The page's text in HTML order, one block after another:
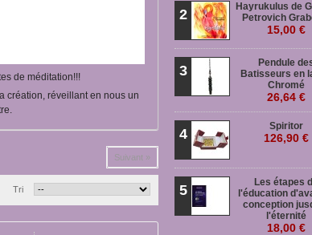
de méditation!!!
création, réveillant en nous un
Suivant »
Tri
2
Hayrukulus de
Petrovich
15,00 €
3
Pendule
Batisseurs en
Chromé
26,64 €
4 Spiritor
126,90 €
5
Les étapes
l'éducation
conception
l'éternité
18,00 €